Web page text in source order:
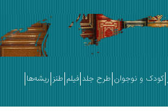
کودک و نوجوان طرح جلد فیلم طنز ریشه‌ها